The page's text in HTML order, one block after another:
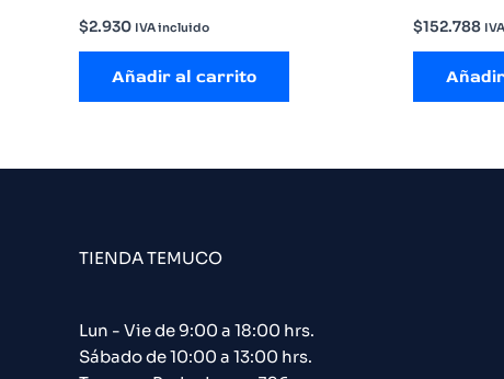
$2.930 IVA incluido
Añadir al carrito
$152.788
TIENDA TEMUCO
Lun - Vie de 9:00 a 18:00 hrs.
Sábado de 10:00 a 13:00 hrs.